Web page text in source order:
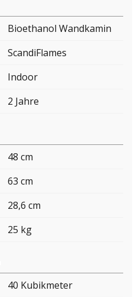
Bioethanol Wandkamin
ScandiFlames
Indoor
2 Jahre
48 cm
63 cm
28,6 cm
25 kg
40 Kubikmeter